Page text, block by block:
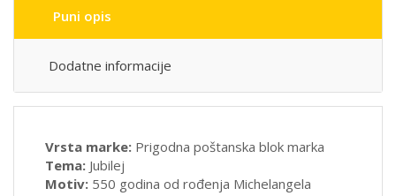
Puni opis
Dodatne informacije
Vrsta marke: Prigodna poštanska blok marka
Tema: Jubilej
Motiv: 550 godina od rođenja Michelangela